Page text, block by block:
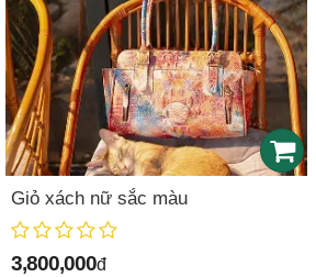
Giỏ xách nữ sắc màu
3,800,000đ